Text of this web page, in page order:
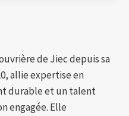
de Jiec depuis sa
allie expertise en
durable et un talent
engagée. Elle